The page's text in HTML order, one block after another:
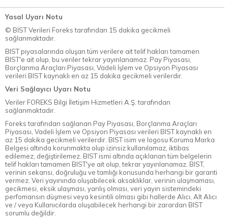
Yasal Uyarı Notu
© BİST Verileri Foreks tarafından 15 dakika gecikmeli
sağlanmaktadır.
BIST piyasalarında oluşan tüm verilere ait telif hakları tamamen
BIST'e ait olup, bu veriler tekrar yayınlanamaz. Pay Piyasası,
Borçlanma Araçları Piyasası, Vadeli İşlem ve Opsiyon Piyasası
verileri BIST kaynaklı en az 15 dakika gecikmeli verilerdir.
Veri Sağlayıcı Uyarı Notu
Veriler FOREKS Bilgi İletişim Hizmetleri A.Ş. tarafından
sağlanmaktadır.
Foreks tarafından sağlanan Pay Piyasası, Borçlanma Araçları
Piyasası, Vadeli İşlem ve Opsiyon Piyasası verileri BIST kaynaklı en
az 15 dakika gecikmeli verilerdir. BIST isim ve logosu Koruma Marka
Belgesi altında korunmakta olup izinsiz kullanılamaz, iktibas
edilemez, değiştirilemez. BIST ismi altında açıklanan tüm belgelerin
telif hakları tamamen BIST'ye ait olup, tekrar yayınlanamaz. BIST,
verinin sekansı, doğruluğu ve tamlığı konusunda herhangi bir garanti
vermez. Veri yayınında oluşabilecek aksaklıklar, verinin ulaşmaması,
gecikmesi, eksik ulaşması, yanlış olması, veri yayın sistemindeki
perfomansın düşmesi veya kesintili olması gibi hallerde Alıcı, Alt Alıcı
ve / veya Kullanıcılarda oluşabilecek herhangi bir zarardan BIST
sorumlu değildir.